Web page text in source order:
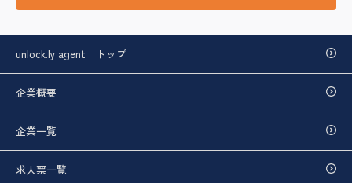
unlock.ly agent トップ
企業概要
企業一覧
求人票一覧